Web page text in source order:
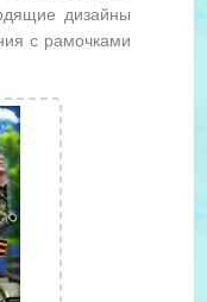
дизайны
с рамочками